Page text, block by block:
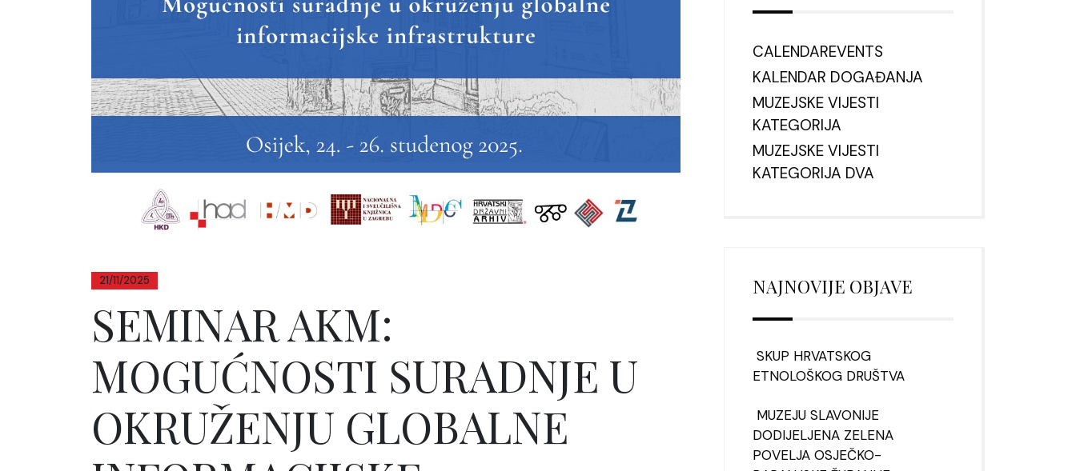
21/11/2025
SEMINAR AKM:
MOGUĆNOSTI SURADNJE U
OKRUŽENJU GLOBALNE
CALENDAREVENTS
KALENDAR DOGAĐANJA
MUZEJSKE VIJESTI
KATEGORIJA
MUZEJSKE VIJESTI
KATEGORIJA DVA
NAJNOVIJE OBJAVE
SKUP HRVATSKOG
ETNOLOŠKOG DRUŠTVA
MUZEJU SLAVONIJE
DODIJELJENA ZELENA
POVELJA OSJEČKO-